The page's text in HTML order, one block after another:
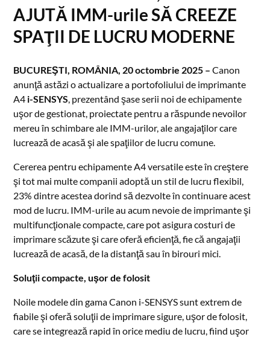
AJUTĂ IMM-urile SĂ CREEZE
SPAŢII DE LUCRU MODERNE
BUCUREŞTI, ROMÂNIA, 20 octombrie 2025 –Canon
anunţă astăzi o actualizare a portofoliului de imprimante
A4 i-SENSYS, prezentând şase serii noi de echipamente
uşor de gestionat, proiectate pentru a răspunde nevoilor
mereu în schimbare ale IMM-urilor, ale angajaţilor care
lucrează de acasă şi ale spaţiilor de lucru comune.
Cererea pentru echipamente A4 versatile este în creştere
şi tot mai multe companii adoptă un stil de lucru flexibil,
23% dintre acestea dorind să dezvolte în continuare acest
mod de lucru. IMM-urile au acum nevoie de imprimante şi
multifuncţionale compacte, care pot asigura costuri de
imprimare scăzute şi care oferă eficienţă, fie că angajaţii
lucrează de acasă, de la distanţă sau în birouri mici.
Soluţii compacte, uşor de folosit
Noile modele din gama Canon i-SENSYS sunt extrem de
fiabile şi oferă soluţii de imprimare sigure, uşor de folosit,
care se integrează rapid în orice mediu de lucru, fiind uşor